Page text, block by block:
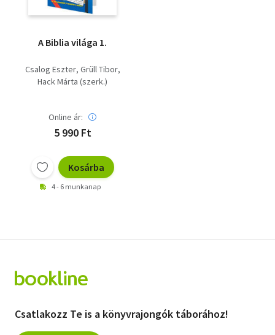
A Biblia világa 1.
Csalog Eszter Grüll Tibor
Hack Márta (szerk.)
Online ár:
5 990 Ft
Kosárba
4 - 6 munkanap
Csatlakozz Te is a könyvrajongók táborához!